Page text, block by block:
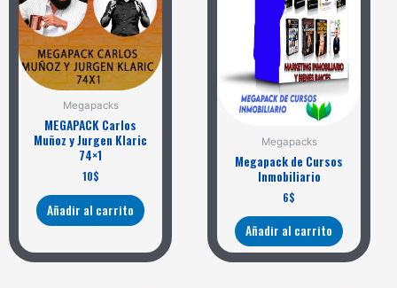
Megapacks
MEGAPACK Carlos
Muñoz y Jurgen Klaric
74×1
10$
Añadir al carrito
Megapacks
Megapack de Cursos
Inmobiliario
6$
Añadir al carrito